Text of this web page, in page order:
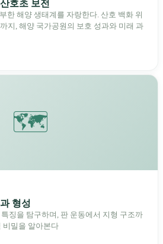
한 해양 생태계를 자랑한다. 산호 백화 위
지, 해양 국가공원의 보호 성과와 미래 과
🗺️
형성
징을 탐구하며, 판 운동에서 지형 구조까
비밀을 알아본다